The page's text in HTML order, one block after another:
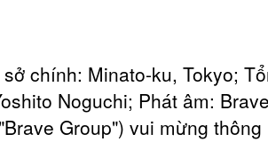
chính: Minato-ku, Tokyo;
Noguchi; Phát âm:
Group") vui mừng thông